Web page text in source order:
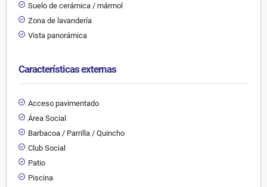
Suelo de cerámica / mármol
Zona de lavandería
Vista panorámica
Características externas
Acceso pavimentado
Área Social
Barbacoa / Parrilla / Quincho
Club Social
Patio
Piscina